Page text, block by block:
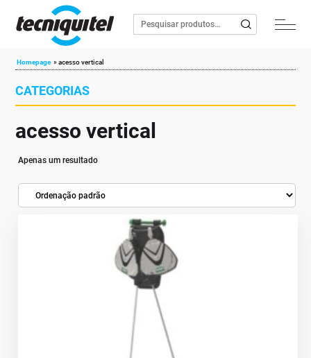
Homepage »acesso vertical
CATEGORIAS
acesso vertical
Apenas um resultado